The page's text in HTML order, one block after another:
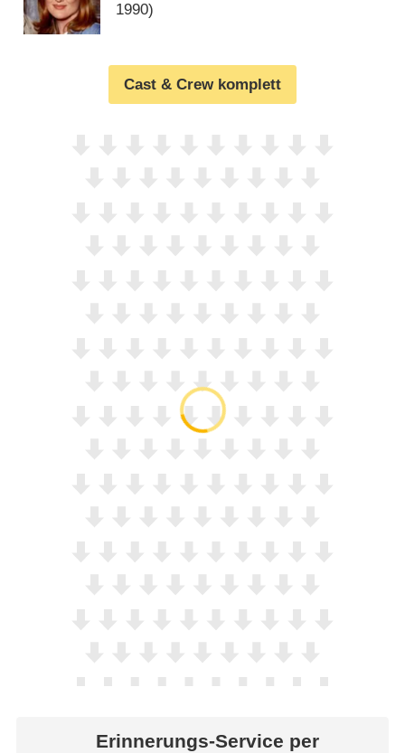
1990)
Cast & Crew komplett
Erinnerungs-Service per